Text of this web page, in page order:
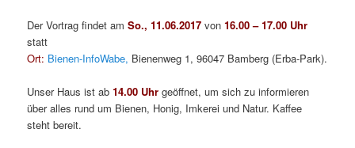
Der Vortrag findet amSo., 11.06.2017 von16.00 – 17.00 Uhr
statt
Ort: Bienen-InfoWabe, Bienenweg 1, 96047 Bamberg (Erba-Park).
Unser Haus ist ab14.00 Uhrgeöffnet, um sich zu informieren
über alles rund um Bienen, Honig, Imkerei und Natur. Kaffee
steht bereit.